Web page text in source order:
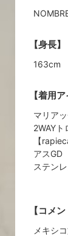
【身長】
163cm
【着用ア
マリア
2WAY
【
アスGD
ステン
【コメン
メキシ